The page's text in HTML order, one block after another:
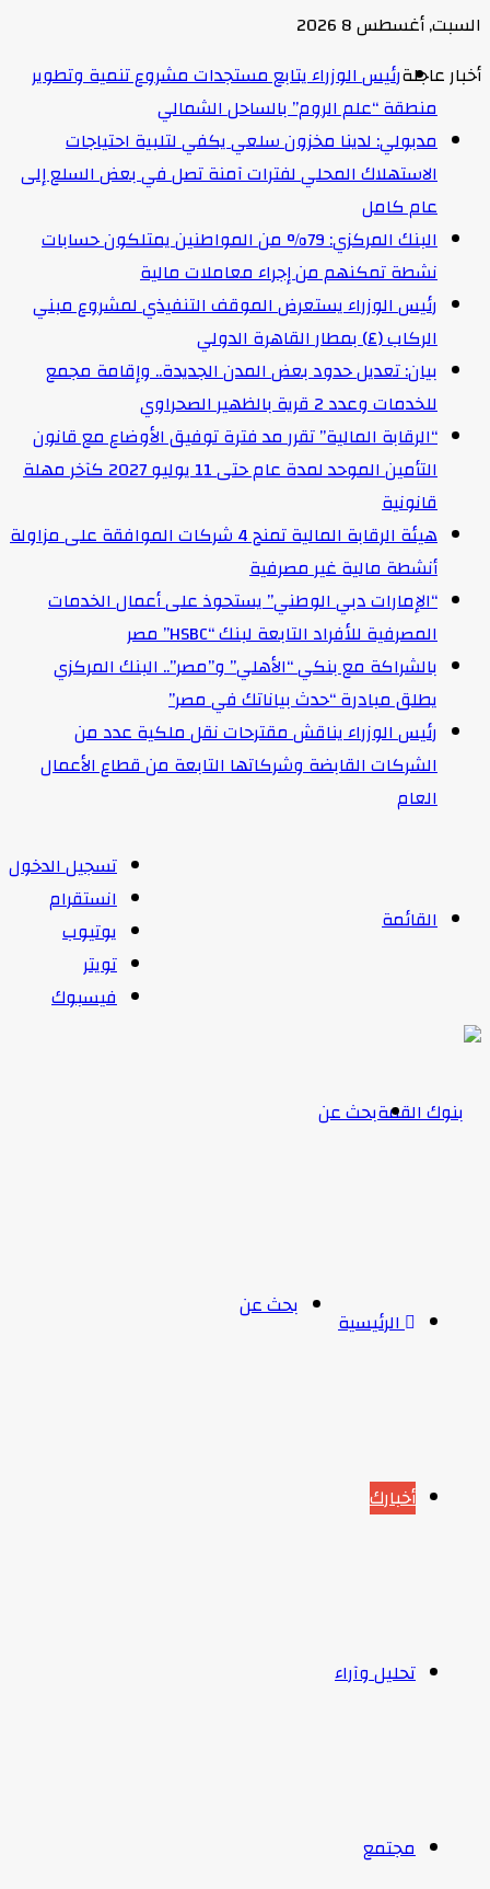
السبت, أغسطس 8 2026
أخبار عاجلةرئيس الوزراء يتابع مستجدات مشروع تنمية وتطوير
منطقة “علم الروم” بالساحل الشمالي
مدبولي: لدينا مخزون سلعي يكفي لتلبية احتياجات
الاستهلاك المحلي لفترات آمنة تصل في بعض السلع إلى
عام كامل
البنك المركزي: 79% من المواطنين يمتلكون حسابات
نشطة تمكنهم من إجراء معاملات مالية
رئيس الوزراء يستعرض الموقف التنفيذي لمشروع مبني
الركاب (٤) بمطار القاهرة الدولي
بيان: تعديل حدود بعض المدن الجديدة.. وإقامة مجمع
للخدمات وعدد 2 قرية بالظهير الصحراوي
“الرقابة المالية” تقرر مد فترة توفيق الأوضاع مع قانون
التأمين الموحد لمدة عام حتى 11 يوليو 2027 كآخر مهلة
قانونية
هيئة الرقابة المالية تمنح 4 شركات الموافقة على مزاولة
أنشطة مالية غير مصرفية
“الإمارات دبي الوطني” يستحوذ على أعمال الخدمات
المصرفية للأفراد التابعة لبنك “HSBC” مصر
بالشراكة مع بنكي “الأهلي” و”مصر”.. البنك المركزي
يطلق مبادرة “حدث بياناتك في مصر”
رئيس الوزراء يناقش مقترحات نقل ملكية عدد من
الشركات القابضة وشركاتها التابعة من قطاع الأعمال
العام
تسجيل الدخول
انستقرام
يوتيوب
تويتر
فيسبوك
القائمة
بحث عن
الرئيسية
أخبارك
تحليل وآراء
مجتمع
بحث عن